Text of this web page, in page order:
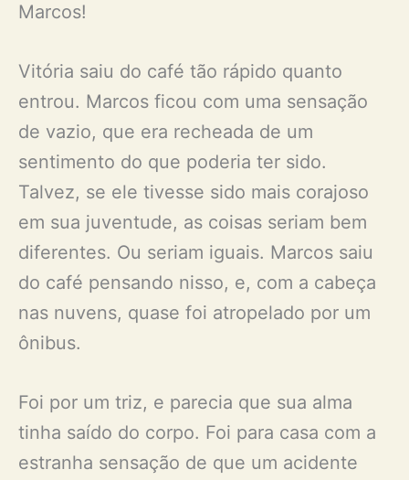
Marcos!
Vitória saiu do café tão rápido quanto
entrou. Marcos ficou com uma sensação
de vazio, que era recheada de um
sentimento do que poderia ter sido.
Talvez, se ele tivesse sido mais corajoso
em sua juventude, as coisas seriam bem
diferentes. Ou seriam iguais. Marcos saiu
do café pensando nisso, e, com a cabeça
nas nuvens, quase foi atropelado por um
ônibus.
Foi por um triz, e parecia que sua alma
tinha saído do corpo. Foi para casa com a
estranha sensação de que um acidente